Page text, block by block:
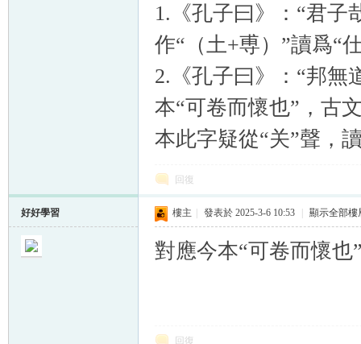
1.《孔子曰》：“君子
作“（土+尃）”讀爲“
2.《孔子曰》：“邦無
本“可卷而懷也”，古
本此字疑從“关”聲，
回復
好好學習 樓主 發表於 2025-3-6 10:53 顯示全部樓
對應今本“可卷而懷也
回復